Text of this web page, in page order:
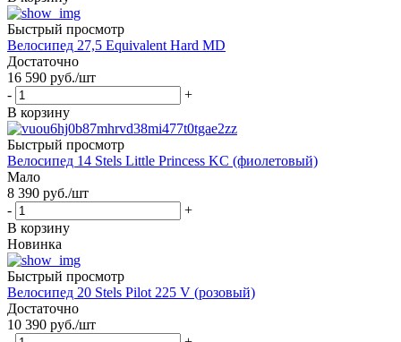
Быстрый просмотр
Велосипед 27,5 Equivalent Hard MD
Достаточно
16 590 руб./шт
-
+
В корзину
Быстрый просмотр
Велосипед 14 Stels Little Princess KC (фиолетовый)
Мало
8 390 руб./шт
-
+
В корзину
Новинка
Быстрый просмотр
Велосипед 20 Stels Pilot 225 V (розовый)
Достаточно
10 390 руб./шт